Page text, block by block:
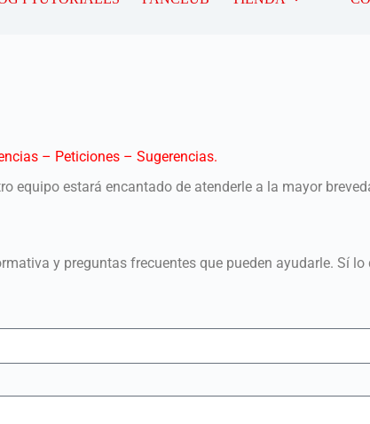
– Peticiones – Sugerencias.
equipo estará encantado de atenderle a la mayor
y preguntas frecuentes que pueden ayudarle. Sí